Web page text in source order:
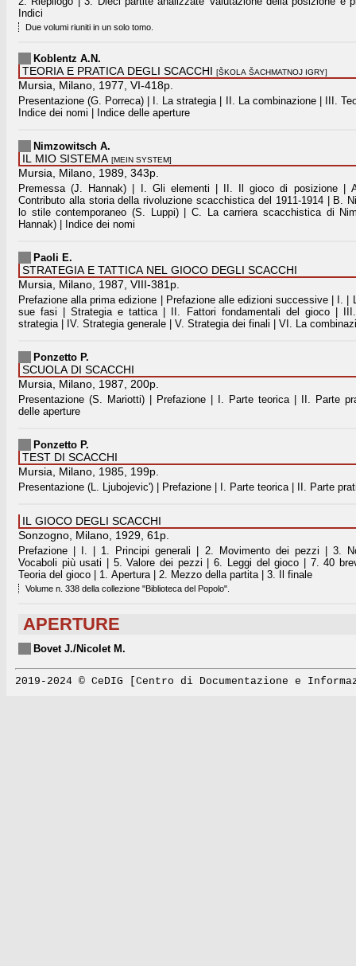
Indici
Due volumi riuniti in un solo tomo.
Koblentz A.N.
TEORIA E PRATICA DEGLI SCACCHI [ŠKOLA ŠACHMATNOJ IGRY]
Mursia, Milano, 1977, VI-418p.
Presentazione (G. Porreca) | I. La strategia | II. La combinazione | III.
Indice dei nomi | Indice delle aperture
Nimzowitsch A.
IL MIO SISTEMA [MEIN SYSTEM]
Mursia, Milano, 1989, 343p.
Premessa (J. Hannak) | I. Gli elementi | II. Il gioco di posizione |
Contributo alla storia della rivoluzione scacchistica del 1911-1914 | B.
lo stile contemporaneo (S. Luppi) | C. La carriera scacchistica di
Hannak) | Indice dei nomi
Paoli E.
STRATEGIA E TATTICA NEL GIOCO DEGLI SCACCHI
Mursia, Milano, 1987, VIII-381p.
Prefazione alla prima edizione | Prefazione alle edizioni successive | I. |
sue fasi | Strategia e tattica | II. Fattori fondamentali del gioco |
strategia | IV. Strategia generale | V. Strategia dei finali | VI. La
Ponzetto P.
SCUOLA DI SCACCHI
Mursia, Milano, 1987, 200p.
Presentazione (S. Mariotti) | Prefazione | I. Parte teorica | II. Parte
delle aperture
Ponzetto P.
TEST DI SCACCHI
Mursia, Milano, 1985, 199p.
Presentazione (L. Ljubojevic') | Prefazione | I. Parte teorica | II. Parte
IL GIOCO DEGLI SCACCHI
Sonzogno, Milano, 1929, 61p.
Prefazione | I. | 1. Principi generali | 2. Movimento dei pezzi | 3.
Vocaboli più usati | 5. Valore dei pezzi | 6. Leggi del gioco | 7. 40
Teoria del gioco | 1. Apertura | 2. Mezzo della partita | 3. Il finale
Volume n. 338 della collezione "Biblioteca del Popolo".
APERTURE
Bovet J./Nicolet M.
2019-2024 © CeDIG [Centro di Documentazione e